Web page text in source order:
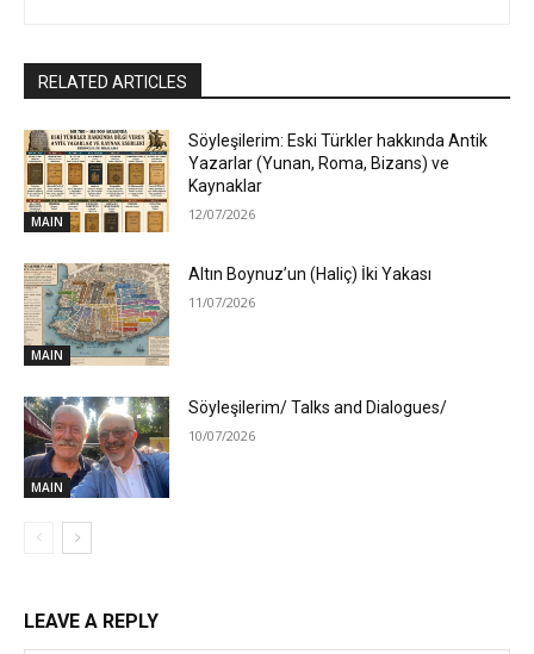
RELATED ARTICLES
MAIN
Söyleşilerim: Eski Türkler hakkında Antik
Yazarlar (Yunan, Roma, Bizans) ve
Kaynaklar
12/07/2026
MAIN
Altın Boynuz’un (Haliç) İki Yakası
11/07/2026
MAIN
Söyleşilerim/ Talks and Dialogues/
10/07/2026
LEAVE A REPLY